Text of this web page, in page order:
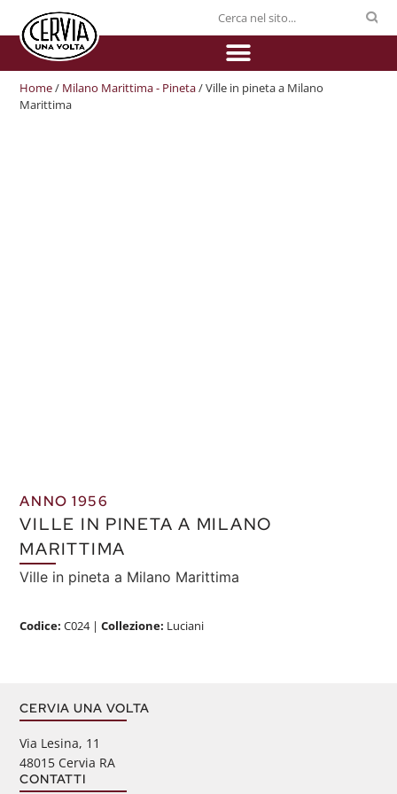
Home/ Milano Marittima - Pineta/ Ville in pineta a Milano
Marittima
ANNO 1956
VILLE IN PINETA A MILANO
MARITTIMA
Ville in pineta a Milano Marittima
Codice:C024|Collezione: Luciani
CERVIA UNA VOLTA
Via Lesina, 11
48015 Cervia RA
CONTATTI